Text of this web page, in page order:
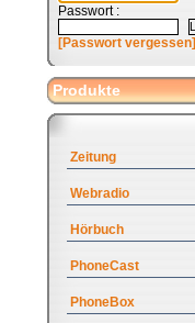
Passwort :
[Passwort vergessen]
Produkte
Zeitung
Webradio
Hörbuch
PhoneCast
PhoneBox